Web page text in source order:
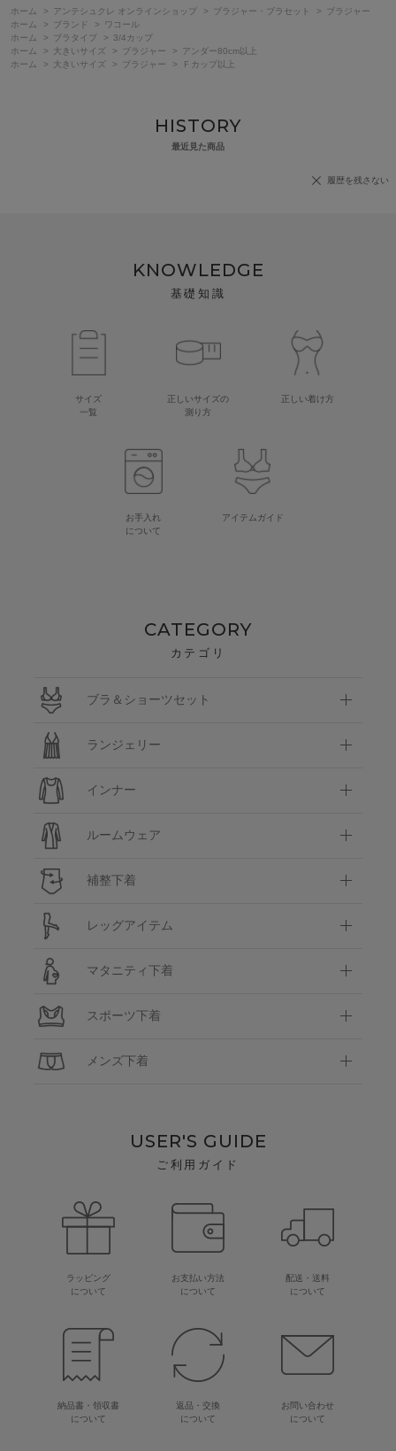
ホーム > アンテシュクレ オンラインショップ > ブラジャー・ブラセット >
ブラジャー
ホーム
> ブランド >
ワコール
ホーム
> ブラタイプ >
3/4カップ
ホーム
> 大きいサイズ > ブラジャー >
アンダー80cm以上
ホーム
> 大きいサイズ > ブラジャー > Ｆカップ以上
HISTORY
最近見た商品
履歴を残さない
KNOWLEDGE
基礎知識
サイズ
一覧
正しいサイズの
測り方
正しい着け方
お手入れ
について
アイテムガイド
CATEGORY
カテゴリ
ブラ＆ショーツセット
ランジェリー
インナー
ルームウェア
補整下着
レッグアイテム
マタニティ下着
スポーツ下着
メンズ下着
USER'S GUIDE
ご利用ガイド
ラッピング
について
お支払い方法
について
配送・送料
について
納品書・領収書
について
返品・交換
について
お問い合わせ
について